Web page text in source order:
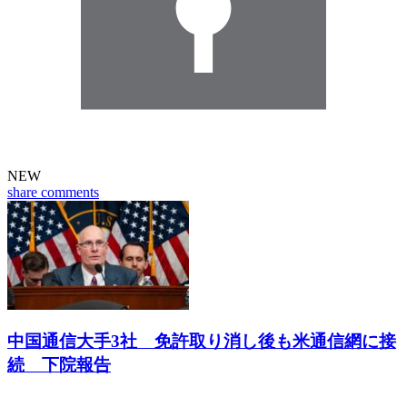
NEW
share comments
中国通信大手3社 免許取り消し後も米通信網に接
続 下院報告